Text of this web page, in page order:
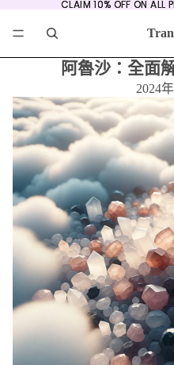
CLAIM 10% OFF ON ALL
CLAIM 10% OFF ON ALL
阿魯沙：全面
2024